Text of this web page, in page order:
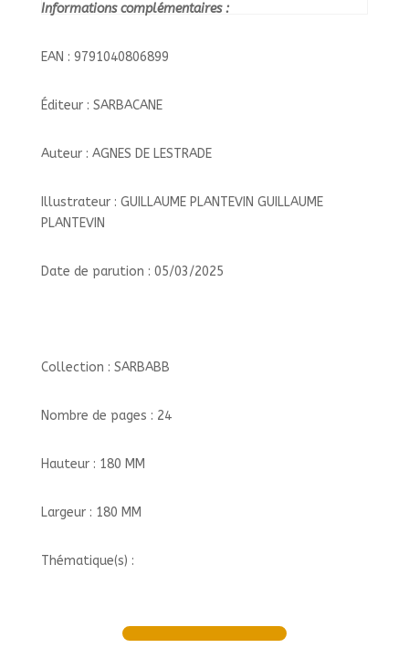
Informations complémentaires :
EAN : 9791040806899
Éditeur : SARBACANE
Auteur : AGNES DE LESTRADE
Illustrateur : GUILLAUME PLANTEVIN GUILLAUME
PLANTEVIN
Date de parution : 05/03/2025
Collection : SARBABB
Nombre de pages : 24
Hauteur : 180 MM
Largeur : 180 MM
Thématique(s) :